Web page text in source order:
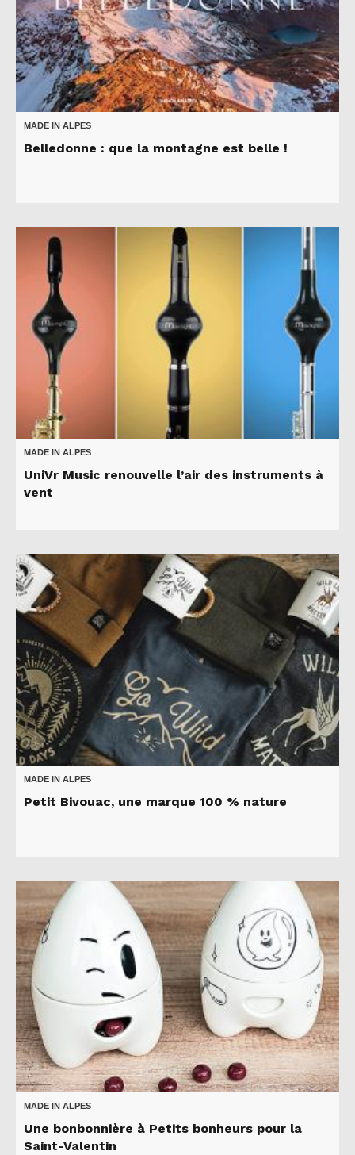
MADE IN ALPES
Belledonne : que la montagne est belle !
MADE IN ALPES
UniVr Music renouvelle l’air des instruments à
vent
MADE IN ALPES
Petit Bivouac, une marque 100 % nature
MADE IN ALPES
Une bonbonnière à Petits bonheurs pour la
Saint-Valentin